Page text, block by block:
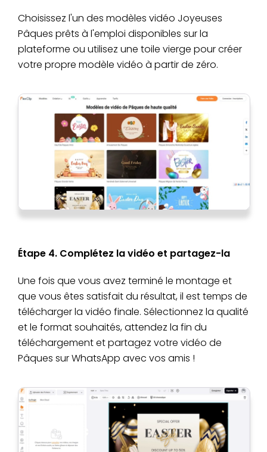
Choisissez l'un des modèles vidéo Joyeuses
Pâques prêts à l'emploi disponibles sur la
plateforme ou utilisez une toile vierge pour créer
votre propre modèle vidéo à partir de zéro.
Étape 4. Complétez la vidéo et partagez-la
Une fois que vous avez terminé le montage et
que vous êtes satisfait du résultat, il est temps de
télécharger la vidéo finale. Sélectionnez la qualité
et le format souhaités, attendez la fin du
téléchargement et partagez votre vidéo de
Pâques sur WhatsApp avec vos amis !